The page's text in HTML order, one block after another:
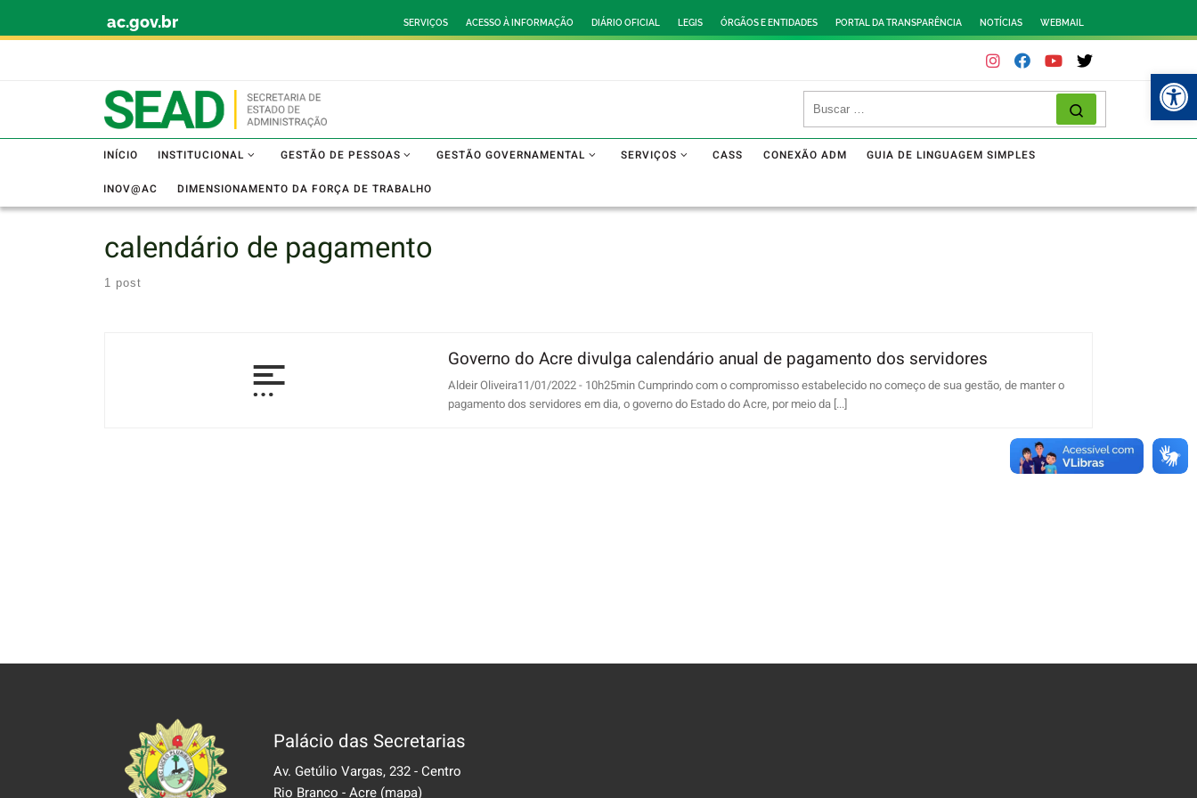
ac.gov.br SERVIÇOS ACESSO À INFORMAÇÃO DIÁRIO OFICIAL LEGIS ÓRGÃOS E ENTIDADES PORTAL DA TRANSPARÊNCIA NOTÍCIAS WEBMAIL
INÍCIO INSTITUCIONAL GESTÃO DE PESSOAS GESTÃO GOVERNAMENTAL SERVIÇOS CASS CONEXÃO ADM GUIA DE LINGUAGEM SIMPLES
INOV@AC DIMENSIONAMENTO DA FORÇA DE TRABALHO
calendário de pagamento
1 post
Governo do Acre divulga calendário anual de pagamento dos servidores
Aldeir Oliveira11/01/2022 - 10h25min Cumprindo com o compromisso estabelecido no começo de sua gestão, de manter o
pagamento dos servidores em dia, o governo do Estado do Acre, por meio da [...]
Palácio das Secretarias
Av. Getúlio Vargas, 232 - Centro
Rio Branco - Acre (mapa)